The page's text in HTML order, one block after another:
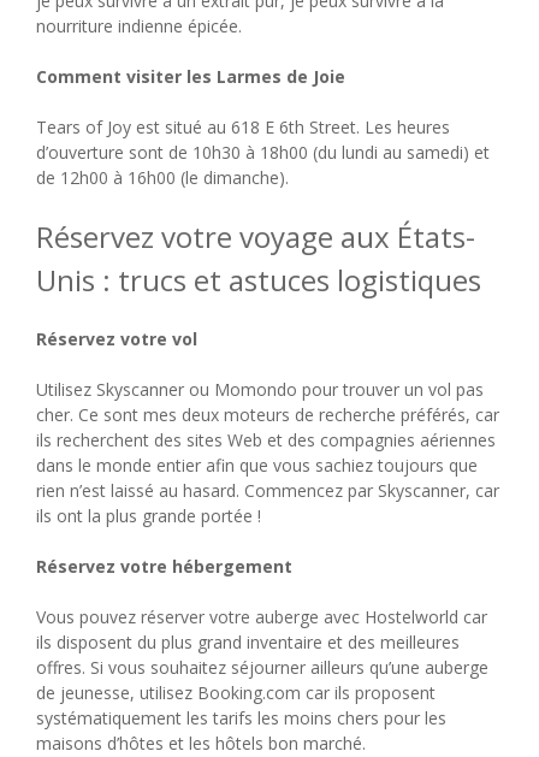
nourriture indienne épicée.
Comment visiter les Larmes de Joie
Tears of Joy est situé au 618 E 6th Street. Les heures
d’ouverture sont de 10h30 à 18h00 (du lundi au samedi) et
de 12h00 à 16h00 (le dimanche).
Réservez votre voyage aux États-
Unis : trucs et astuces logistiques
Réservez votre vol
Utilisez Skyscanner ou Momondo pour trouver un vol pas
cher. Ce sont mes deux moteurs de recherche préférés, car
ils recherchent des sites Web et des compagnies aériennes
dans le monde entier afin que vous sachiez toujours que
rien n’est laissé au hasard. Commencez par Skyscanner, car
ils ont la plus grande portée !
Réservez votre hébergement
Vous pouvez réserver votre auberge avec Hostelworld car
ils disposent du plus grand inventaire et des meilleures
offres. Si vous souhaitez séjourner ailleurs qu’une auberge
de jeunesse, utilisez Booking.com car ils proposent
systématiquement les tarifs les moins chers pour les
maisons d’hôtes et les hôtels bon marché.